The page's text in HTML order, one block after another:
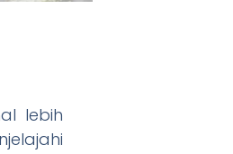
lebih